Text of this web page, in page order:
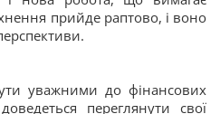
прийде раптово, і воно
уважними до фінансових
переглянути свої